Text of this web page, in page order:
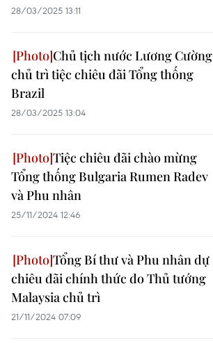
28/03/2025 13:11
Chủ tịch nước Lương Cường
chủ trì tiệc chiêu đãi Tổng thống
Brazil
28/03/2025 13:04
Tiệc chiêu đãi chào mừng
Tổng thống Bulgaria Rumen Radev
và Phu nhân
25/11/2024 12:46
Tổng Bí thư và Phu nhân dự
chiêu đãi chính thức do Thủ tướng
Malaysia chủ trì
21/11/2024 07:09